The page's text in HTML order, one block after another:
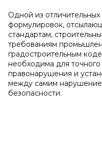
Одной из
формулировок,
стандартам,
требованиям
градостроительным
необходима для
правонарушения и
между самим
безопасности.